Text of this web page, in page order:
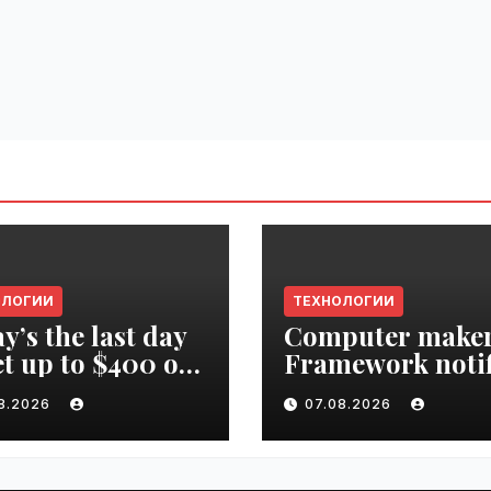
the last day
up to $400 off
2026 ticket |
ТЕХНОЛОГИИ
Computer
Framework
‘all customers’ of
data breach |
VseTime.ru
07.08.2026